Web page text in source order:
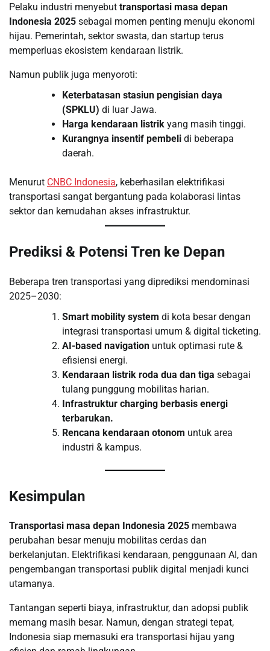
Pelaku industri menyebut transportasi masa depan
Indonesia 2025 sebagai momen penting menuju ekonomi
hijau. Pemerintah, sektor swasta, dan startup terus
memperluas ekosistem kendaraan listrik.
Namun publik juga menyoroti:
Keterbatasan stasiun pengisian daya
(SPKLU) di luar Jawa.
Harga kendaraan listrik yang masih tinggi.
Kurangnya insentif pembeli di beberapa
daerah.
Menurut CNBC Indonesia, keberhasilan elektrifikasi
transportasi sangat bergantung pada kolaborasi lintas
sektor dan kemudahan akses infrastruktur.
Prediksi & Potensi Tren ke Depan
Beberapa tren transportasi yang diprediksi mendominasi
2025–2030:
Smart mobility system di kota besar dengan
integrasi transportasi umum & digital ticketing.
AI-based navigation untuk optimasi rute &
efisiensi energi.
Kendaraan listrik roda dua dan tiga sebagai
tulang punggung mobilitas harian.
Infrastruktur charging berbasis energi
terbarukan.
Rencana kendaraan otonom untuk area
industri & kampus.
Kesimpulan
Transportasi masa depan Indonesia 2025 membawa
perubahan besar menuju mobilitas cerdas dan
berkelanjutan. Elektrifikasi kendaraan, penggunaan AI, dan
pengembangan transportasi publik digital menjadi kunci
utamanya.
Tantangan seperti biaya, infrastruktur, dan adopsi publik
memang masih besar. Namun, dengan strategi tepat,
Indonesia siap memasuki era transportasi hijau yang